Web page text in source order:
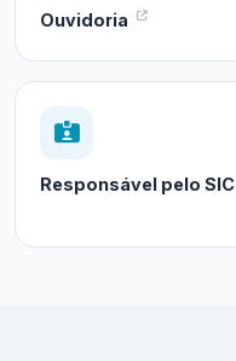
Ouvidoria
Responsável pelo SIC